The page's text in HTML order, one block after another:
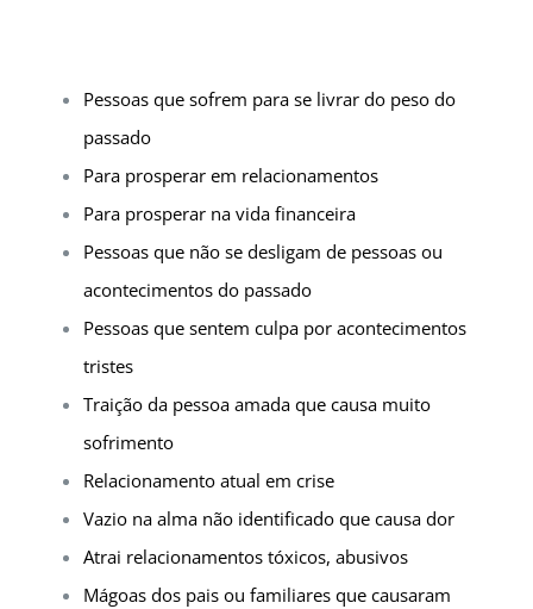
Pessoas que sofrem para se livrar do peso do
passado
Para prosperar em relacionamentos
Para prosperar na vida financeira
Pessoas que não se desligam de pessoas ou
acontecimentos do passado
Pessoas que sentem culpa por acontecimentos
tristes
Traição da pessoa amada que causa muito
sofrimento
Relacionamento atual em crise
Vazio na alma não identificado que causa dor
Atrai relacionamentos tóxicos, abusivos
Mágoas dos pais ou familiares que causaram